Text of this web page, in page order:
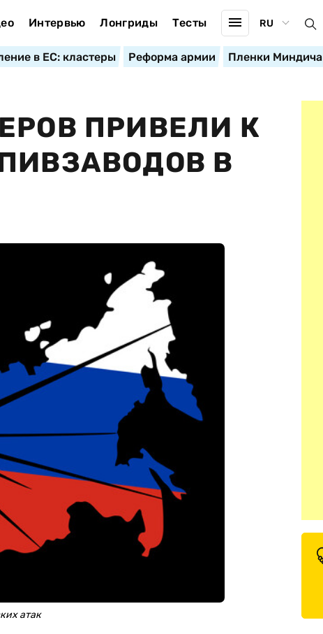
Интервью Лонгриды Тесты RU
в ЕС: кластеры Реформа армии Пленки Миндича
ПРИВЕЛИ К
В
атак